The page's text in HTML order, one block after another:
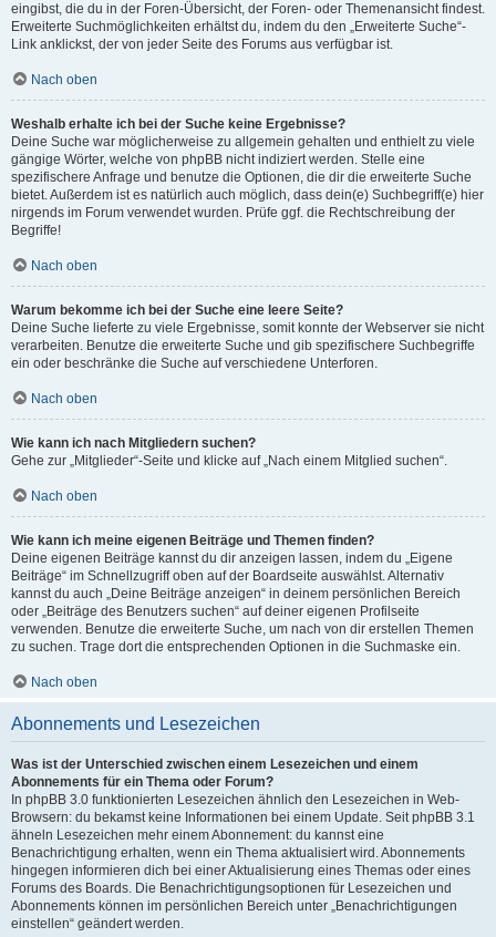
eingibst, die du in der Foren-Übersicht, der Foren- oder Themenansicht findest.
Erweiterte Suchmöglichkeiten erhältst du, indem du den „Erweiterte Suche“-
Link anklickst, der von jeder Seite des Forums aus verfügbar ist.
Nach oben
Weshalb erhalte ich bei der Suche keine Ergebnisse?
Deine Suche war möglicherweise zu allgemein gehalten und enthielt zu viele
gängige Wörter, welche von phpBB nicht indiziert werden. Stelle eine
spezifischere Anfrage und benutze die Optionen, die dir die erweiterte Suche
bietet. Außerdem ist es natürlich auch möglich, dass dein(e) Suchbegriff(e) hier
nirgends im Forum verwendet wurden. Prüfe ggf. die Rechtschreibung der
Begriffe!
Nach oben
Warum bekomme ich bei der Suche eine leere Seite?
Deine Suche lieferte zu viele Ergebnisse, somit konnte der Webserver sie nicht
verarbeiten. Benutze die erweiterte Suche und gib spezifischere Suchbegriffe
ein oder beschränke die Suche auf verschiedene Unterforen.
Nach oben
Wie kann ich nach Mitgliedern suchen?
Gehe zur „Mitglieder“-Seite und klicke auf „Nach einem Mitglied suchen“.
Nach oben
Wie kann ich meine eigenen Beiträge und Themen finden?
Deine eigenen Beiträge kannst du dir anzeigen lassen, indem du „Eigene
Beiträge“ im Schnellzugriff oben auf der Boardseite auswählst. Alternativ
kannst du auch „Deine Beiträge anzeigen“ in deinem persönlichen Bereich
oder „Beiträge des Benutzers suchen“ auf deiner eigenen Profilseite
verwenden. Benutze die erweiterte Suche, um nach von dir erstellen Themen
zu suchen. Trage dort die entsprechenden Optionen in die Suchmaske ein.
Nach oben
Abonnements und Lesezeichen
Was ist der Unterschied zwischen einem Lesezeichen und einem
Abonnements für ein Thema oder Forum?
In phpBB 3.0 funktionierten Lesezeichen ähnlich den Lesezeichen in Web-
Browsern: du bekamst keine Informationen bei einem Update. Seit phpBB 3.1
ähneln Lesezeichen mehr einem Abonnement: du kannst eine
Benachrichtigung erhalten, wenn ein Thema aktualisiert wird. Abonnements
hingegen informieren dich bei einer Aktualisierung eines Themas oder eines
Forums des Boards. Die Benachrichtigungsoptionen für Lesezeichen und
Abonnements können im persönlichen Bereich unter „Benachrichtigungen
einstellen“ geändert werden.